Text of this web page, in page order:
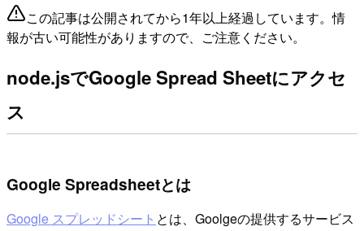
この記事は公開されてから1年以上経過しています。情
報が古い可能性がありますので、ご注意ください。
node.jsでGoogle Spread Sheetにアクセ
ス
Google Spreadsheetとは
Google スプレッドシート とは、Goolgeの提供するサービス